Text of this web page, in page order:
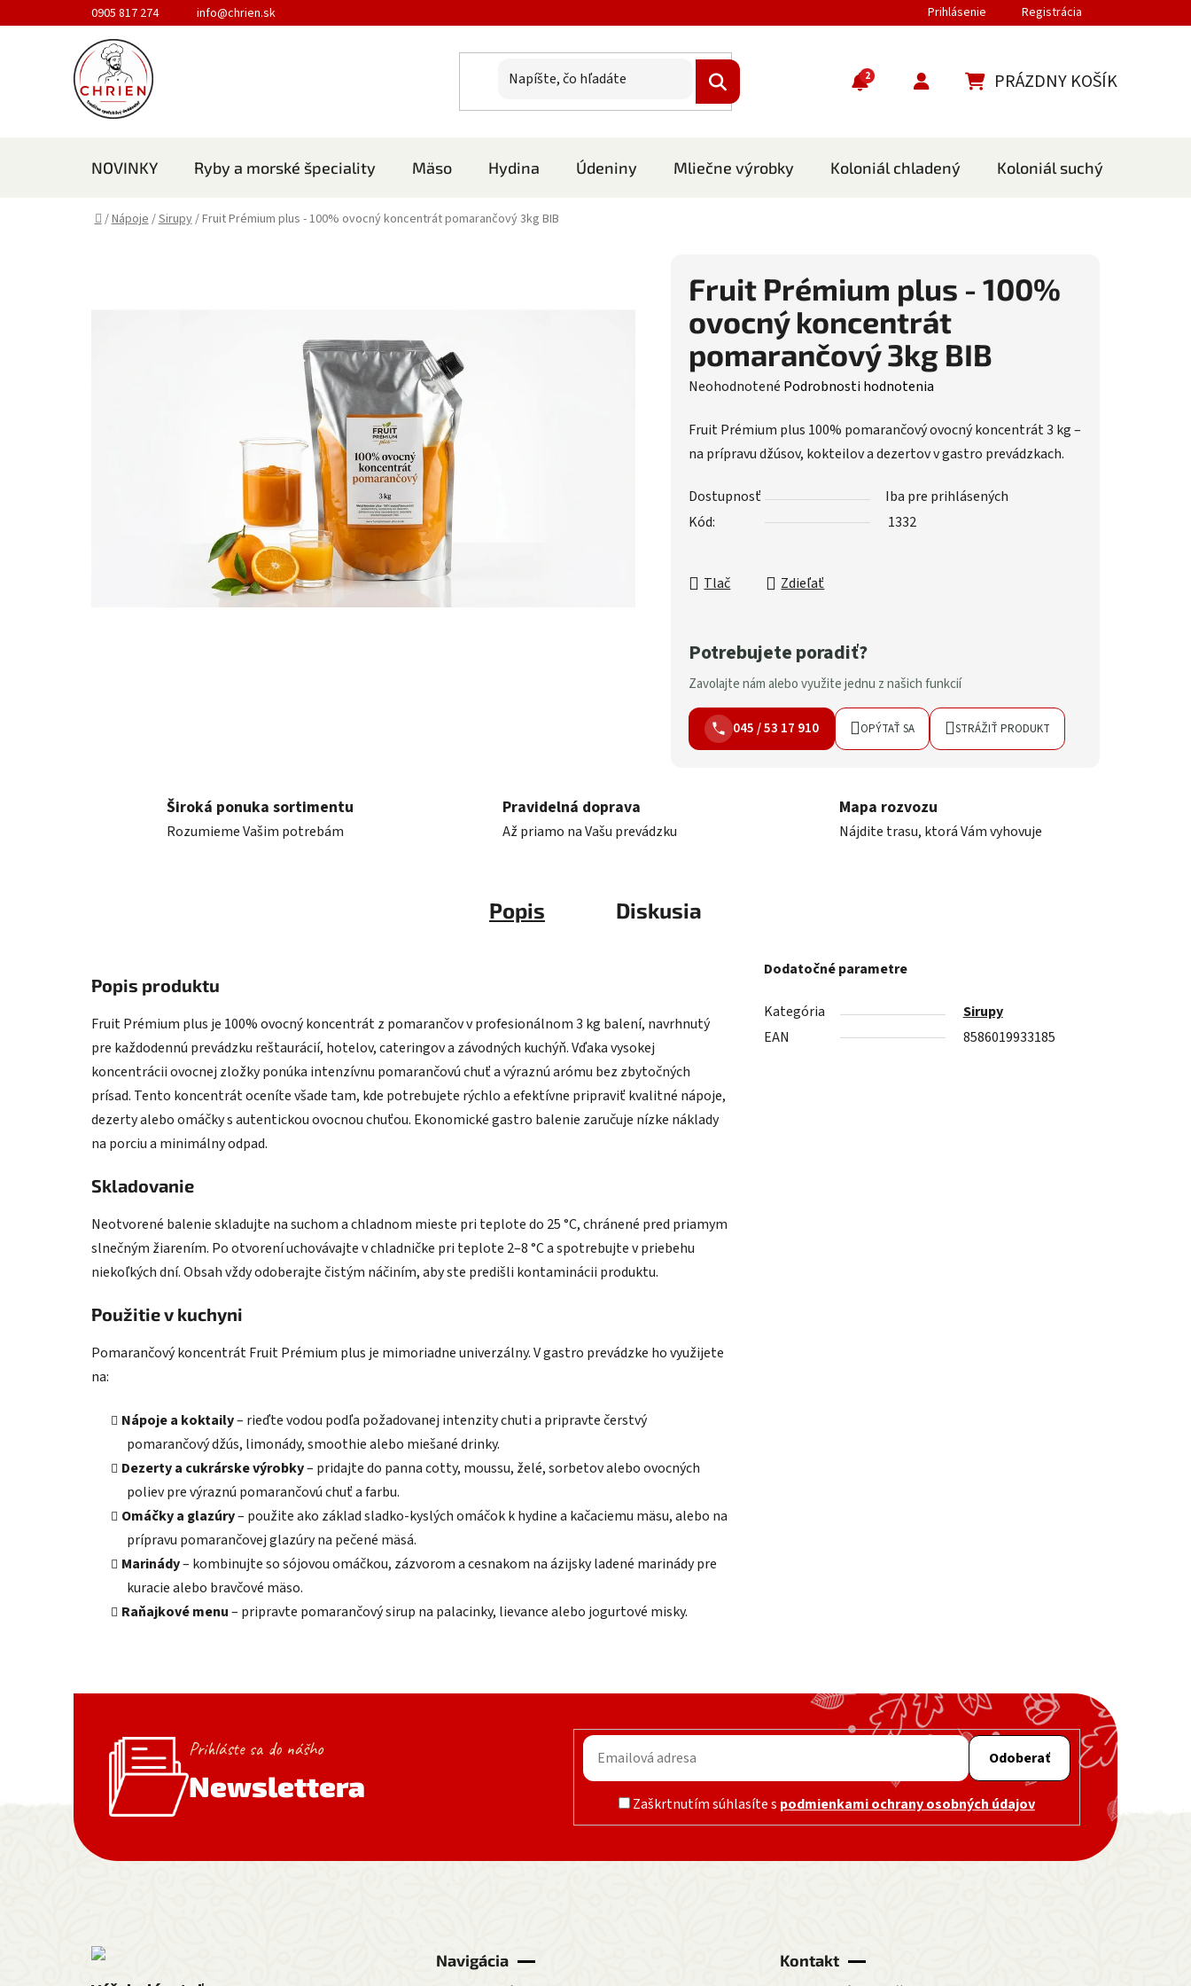
Prejsť na obsah0905 817 274 info@chrien.sk Prihlásenie Registrácia
2 PRÁZDNY KOŠÍK
NOVINKY Ryby a morské špeciality Mäso Hydina Údeniny Mliečne výrobky Koloniál chladený Koloniál suchý
Domov
/Nápoje/Sirupy/Fruit Prémium plus - 100% ovocný koncentrát pomarančový 3kg BIB
Fruit Prémium plus - 100%
ovocný koncentrát
pomarančový 3kg BIB
Priemerné hodnotenie produktu je 0,0 z 5 hviezdičiek.
Neohodnotené Podrobnosti hodnotenia
Fruit Prémium plus 100% pomarančový ovocný koncentrát 3 kg –
na prípravu džúsov, kokteilov a dezertov v gastro prevádzkach.
Dostupnosť
Iba pre prihlásených
Kód:
1332
Tlač Zdieľať
Potrebujete poradiť?
Zavolajte nám alebo využite jednu z našich funkcií
045 / 53 17 910 OPÝTAŤ SA STRÁŽIŤ PRODUKT
Široká ponuka sortimentu
Rozumieme Vašim potrebám
Pravidelná doprava
Až priamo na Vašu prevádzku
Mapa rozvozu
Nájdite trasu, ktorá Vám vyhovuje
Popis Diskusia
Popis produktu
Fruit Prémium plus je 100% ovocný koncentrát z pomarančov v profesionálnom 3 kg balení, navrhnutý
pre každodennú prevádzku reštaurácií, hotelov, cateringov a závodných kuchýň. Vďaka vysokej
koncentrácii ovocnej zložky ponúka intenzívnu pomarančovú chuť a výraznú arómu bez zbytočných
prísad. Tento koncentrát oceníte všade tam, kde potrebujete rýchlo a efektívne pripraviť kvalitné nápoje,
dezerty alebo omáčky s autentickou ovocnou chuťou. Ekonomické gastro balenie zaručuje nízke náklady
na porciu a minimálny odpad.
Skladovanie
Neotvorené balenie skladujte na suchom a chladnom mieste pri teplote do 25 °C, chránené pred priamym
slnečným žiarením. Po otvorení uchovávajte v chladničke pri teplote 2–8 °C a spotrebujte v priebehu
niekoľkých dní. Obsah vždy odoberajte čistým náčiním, aby ste predišli kontaminácii produktu.
Použitie v kuchyni
Pomarančový koncentrát Fruit Prémium plus je mimoriadne univerzálny. V gastro prevádzke ho využijete
na:
Nápoje a koktaily– rieďte vodou podľa požadovanej intenzity chuti a pripravte čerstvý
pomarančový džús, limonády, smoothie alebo miešané drinky.
Dezerty a cukrárske výrobky– pridajte do panna cotty, moussu, želé, sorbetov alebo ovocných
poliev pre výraznú pomarančovú chuť a farbu.
Omáčky a glazúry– použite ako základ sladko-kyslých omáčok k hydine a kačaciemu mäsu, alebo na
prípravu pomarančovej glazúry na pečené mäsá.
Marinády– kombinujte so sójovou omáčkou, zázvorom a cesnakom na ázijsky ladené marinády pre
kuracie alebo bravčové mäso.
Raňajkové menu– pripravte pomarančový sirup na palacinky, lievance alebo jogurtové misky.
Dodatočné parametre
Kategória
Sirupy
EAN
8586019933185
Prihláste sa do nášho
Newslettera
Odoberať
Zaškrtnutím súhlasíte s podmienkami ochrany osobných údajov
Zápätie
Navigácia Kontakt